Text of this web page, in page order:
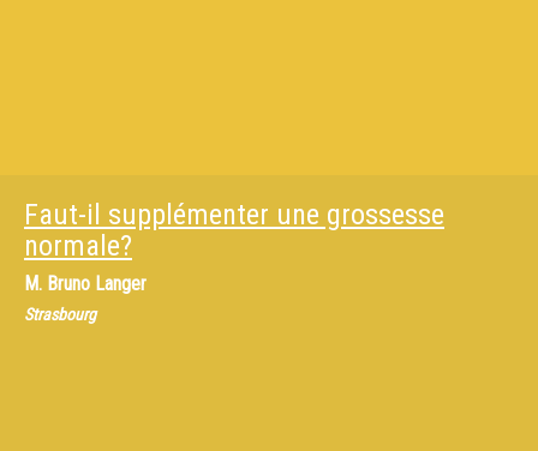
Faut-il supplémenter une grossesse
normale?
M. Bruno Langer
Strasbourg